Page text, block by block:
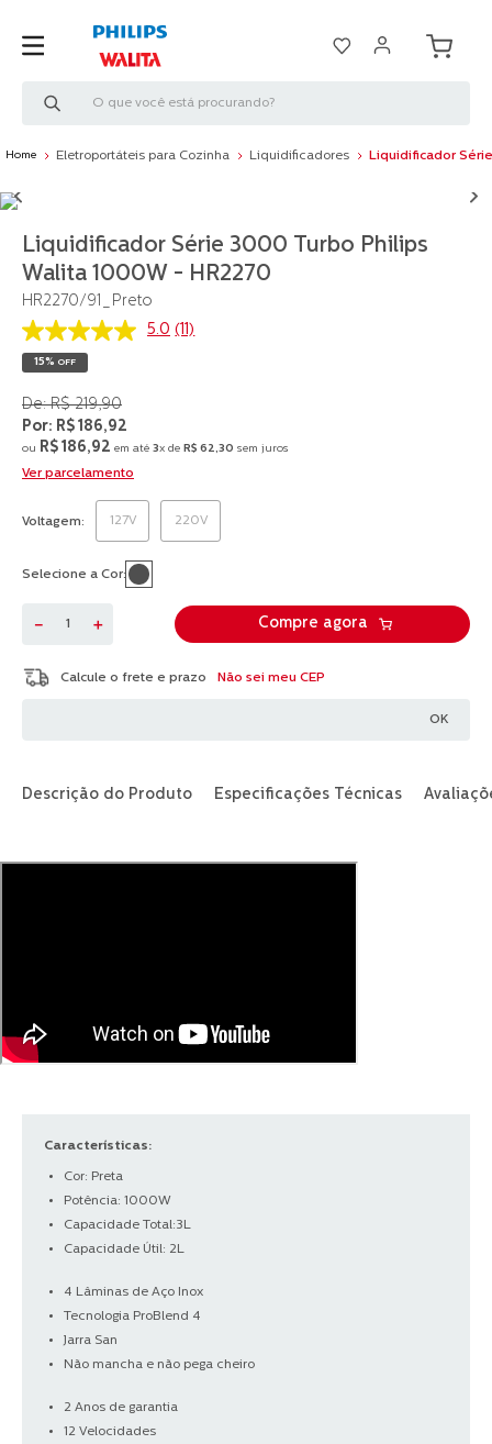
Eletroportáteis para Cozinha Liquidificadores Liquidificador
Liquidificador Série 3000 Turbo Philips
Walita 1000W - HR2270
HR2270/91_Preto
5.0
de
5
valor
médio
de
Read
Reviews.
Link
na
5.0 (11)
15% OFF
R$ 219,90
R$ 186,92
ou R$ 186,92 em até 3x de R$ 62,30 sem juros
Ver parcelamento
Voltagem 127V 220V
Selecione a Cor:
＋
－ Compre agora
Não sei meu CEP
Descrição do Produto Especificações Técnicas
Características:
Cor: Preta
Potência: 1000W
Capacidade Total:3L
Capacidade Útil: 2L
4 Lâminas de Aço Inox
Tecnologia ProBlend 4
Jarra San
Não mancha e não pega cheiro
2 Anos de garantia
12 Velocidades